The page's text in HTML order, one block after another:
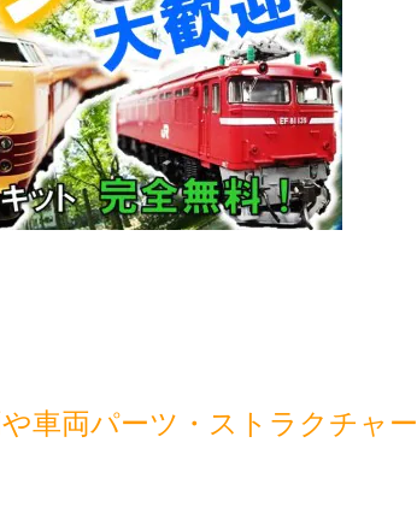
車両パーツ・ストラクチャー